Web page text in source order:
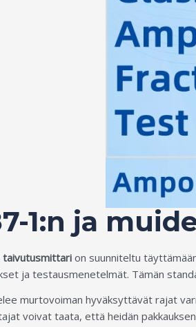
1:n ja
taivutusmittari on suunniteltu
ja testausmenetelmät. Tämän
murtovoiman hyväksyttävät rajat
voivat taata, että heidän